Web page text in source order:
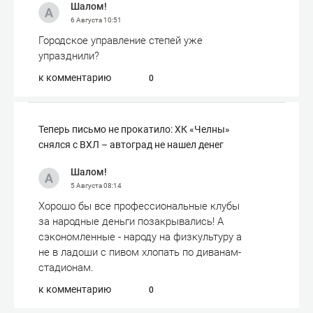
Шалом!
6 Августа10:51
Городское управление степей уже
упразднили?
к комментарию 0
Теперь письмо не прокатило: ХК «Челны»
снялся с ВХЛ – автоград не нашел денег
Шалом!
5 Августа08:14
Хорошо бы все профессиональные клубы
за народные деньги позакрывались! А
сэкономленные - народу на физкультуру а
не в ладоши с пивом хлопать по диванам-
стадионам.
к комментарию 0